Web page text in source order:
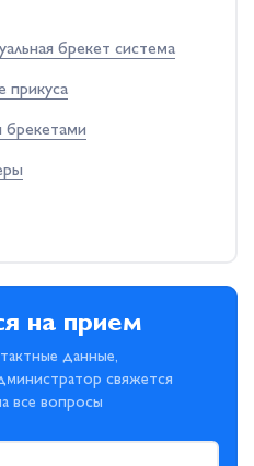
брекет система
прикуса
брекетами
на прием
данные,
свяжется
все вопросы